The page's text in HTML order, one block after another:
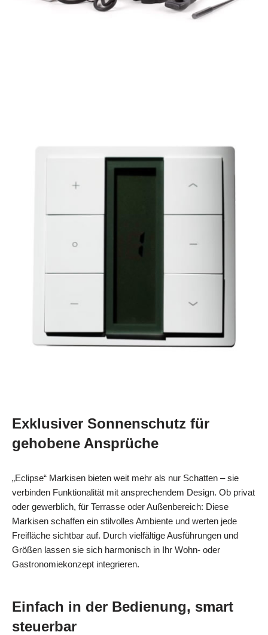
Exklusiver Sonnenschutz für
gehobene Ansprüche
„Eclipse“ Markisen bieten weit mehr als nur Schatten – sie
verbinden Funktionalität mit ansprechendem Design. Ob privat
oder gewerblich, für Terrasse oder Außenbereich: Diese
Markisen schaffen ein stilvolles Ambiente und werten jede
Freifläche sichtbar auf. Durch vielfältige Ausführungen und
Größen lassen sie sich harmonisch in Ihr Wohn- oder
Gastronomiekonzept integrieren.
Einfach in der Bedienung, smart
steuerbar